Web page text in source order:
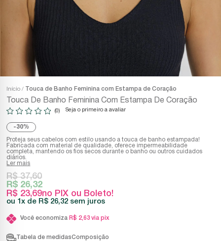
Início Touca de Banho Feminina com Estampa de Coração
Touca De Banho Feminina Com Estampa De Coração
(0) Seja o primeiro a avaliar
30%
Proteja seus cabelos com estilo usando a touca de banho estampada!
Fabricada com material de qualidade, oferece impermeabilidade
completa, mantendo os fios secos durante o banho ou outros cuidados
diários.
Ler mais
R$ 23,69no PIX ou Boleto!
R$ 37,60
R$ 26,32
1x R$ 26,32 sem juros
Você economiza R$ 2,63 via pix
Tabela de medidasComposição